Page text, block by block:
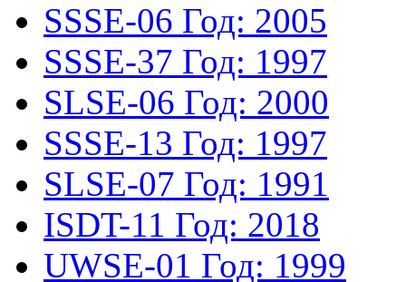
SSSE-06 Год: 2005
SSSE-37 Год: 1997
SLSE-06 Год: 2000
SSSE-13 Год: 1997
SLSE-07 Год: 1991
ISDT-11 Год: 2018
UWSE-01 Год: 1999